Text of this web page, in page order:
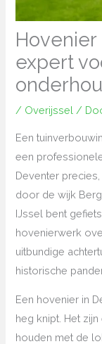
expert
/ Overijssel /
Een
een
Deventer
door de wijk
IJssel bent
hovenierwerk
uitbundige
historische
Een hovenier in
heg knipt. Het
houden met de